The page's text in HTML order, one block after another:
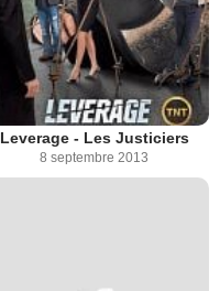
Leverage - Les Justiciers
8 septembre 2013